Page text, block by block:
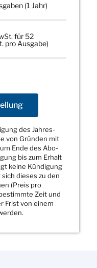
(1 Jahr)
für 52
pro Ausgabe)
des Jahres-
von Gründen mit
Ende des Abo-
bis zum Erhalt
keine Kündigung
dieses zu den
(Preis pro
Zeit und
Frist von einem